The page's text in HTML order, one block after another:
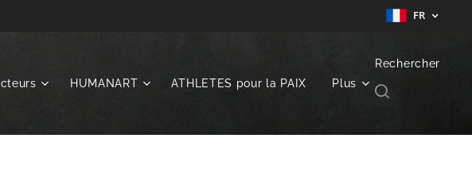
FR
HUMANART ATHLETES pour la PAIX Plus
Rechercher